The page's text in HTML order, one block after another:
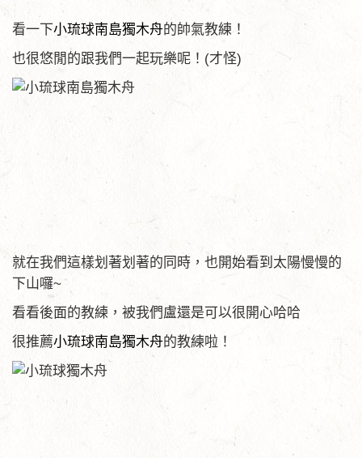
看一下小琉球南島獨木舟的帥氣教練！
也很悠閒的跟我們一起玩樂呢！(才怪)
就在我們這樣划著划著的同時，也開始看到太陽慢慢的
下山囉~
看看後面的教練，被我們盧還是可以很開心哈哈
很推薦小琉球南島獨木舟的教練啦！